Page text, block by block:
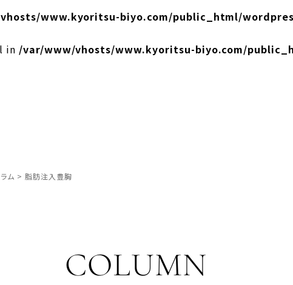
www.kyoritsu-biyo.com/public_html/
in /var/www/vhosts/www.kyoritsu-biyo.com/
ム > 脂肪注入豊胸
COLUMN